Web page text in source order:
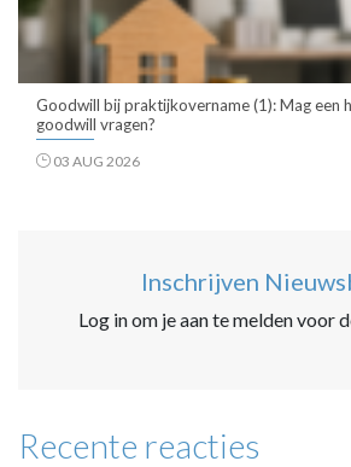
Goodwill bij praktijkovername (1): Mag een
goodwill vragen?
03 AUG 2026
Inschrijven
Log in om je aan te melden voor
Recente reacties